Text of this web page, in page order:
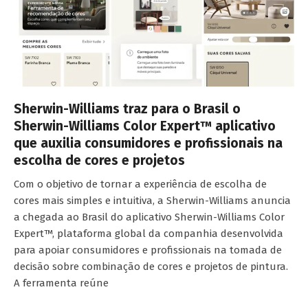
Sherwin-Williams traz para o Brasil o
Sherwin-Williams Color Expert™ aplicativo
que auxilia consumidores e profissionais na
escolha de cores e projetos
Com o objetivo de tornar a experiência de escolha de
cores mais simples e intuitiva, a Sherwin-Williams anuncia
a chegada ao Brasil do aplicativo Sherwin-Williams Color
Expert™, plataforma global da companhia desenvolvida
para apoiar consumidores e profissionais na tomada de
decisão sobre combinação de cores e projetos de pintura.
A ferramenta reúne